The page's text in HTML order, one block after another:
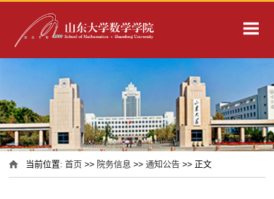
当前位置:首页 >> 院务信息 >>通知公告 >> 正文